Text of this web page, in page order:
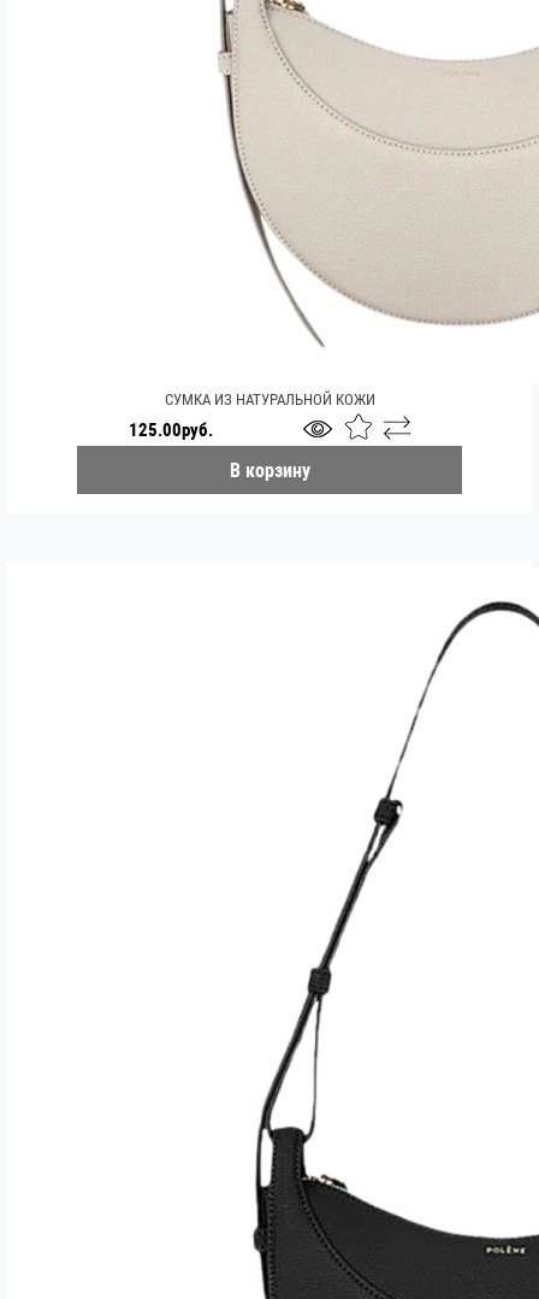
СУМКА ИЗ НАТУРАЛЬНОЙ КОЖИ
125.00руб.
В корзину